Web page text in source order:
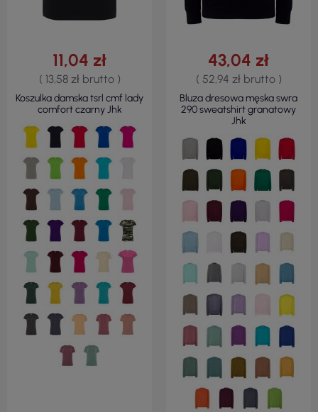
11,04 zł
( 13,58 zł brutto )
Koszulka damska tsrl cmf lady
comfort czarny Jhk
43,04 zł
( 52,94 zł brutto )
Bluza dresowa męska swra
290 sweatshirt granatowy
Jhk